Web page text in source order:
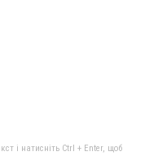
і натисніть Ctrl + Enter, щоб